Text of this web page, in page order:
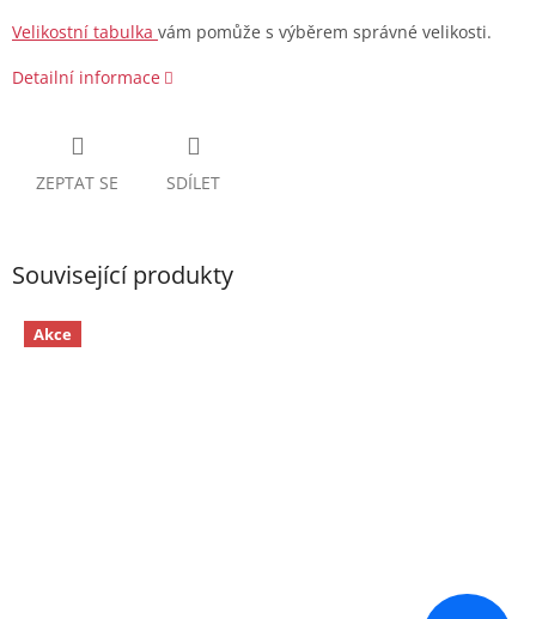
Velikostní tabulka vám pomůže s výběrem správné velikosti.
Detailní informace
ZEPTAT SE SDÍLET
Související produkty
Akce